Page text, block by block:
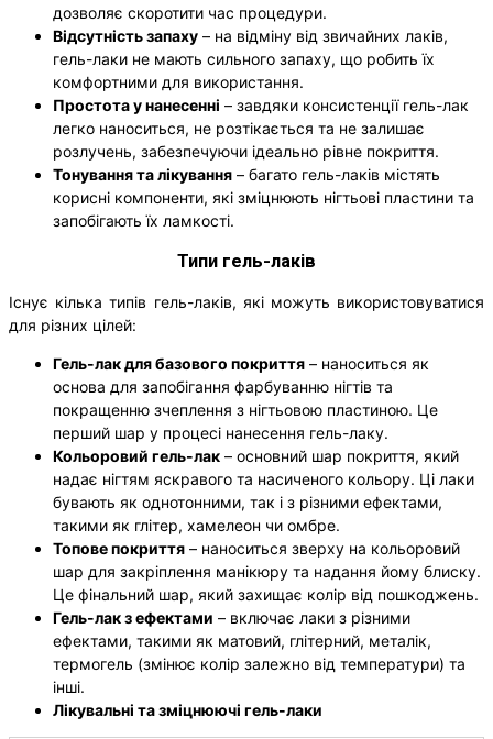
дозволяє скоротити час процедури.
Відсутність запаху – на відміну від звичайних лаків,
гель-лаки не мають сильного запаху, що робить їх
комфортними для використання.
Простота у нанесенні – завдяки консистенції гель-лак
легко наноситься, не розтікається та не залишає
розлучень, забезпечуючи ідеально рівне покриття.
Тонування та лікування – багато гель-лаків містять
корисні компоненти, які зміцнюють нігтьові пластини та
запобігають їх ламкості.
Типи гель-лаків
Існує кілька типів гель-лаків, які можуть використовуватися
для різних цілей:
Гель-лак для базового покриття – наноситься як
основа для запобігання фарбуванню нігтів та
покращенню зчеплення з нігтьовою пластиною. Це
перший шар у процесі нанесення гель-лаку.
Кольоровий гель-лак – основний шар покриття, який
надає нігтям яскравого та насиченого кольору. Ці лаки
бувають як однотонними, так і з різними ефектами,
такими як глітер, хамелеон чи омбре.
Топове покриття – наноситься зверху на кольоровий
шар для закріплення манікюру та надання йому блиску.
Це фінальний шар, який захищає колір від пошкоджень.
Гель-лак з ефектами – включає лаки з різними
ефектами, такими як матовий, глітерний, металік,
термогель (змінює колір залежно від температури) та
інші.
Лікувальні та зміцнюючі гель-лаки